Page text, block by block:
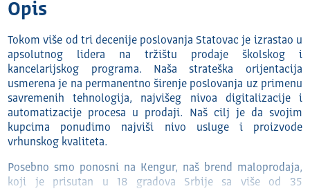
Opis
Tokom više od tri decenije poslovanja Statovac je izrastao u
apsolutnog lidera na tržištu prodaje školskog i
kancelarijskog programa. Naša strateška orijentacija
usmerena je na permanentno širenje poslovanja uz primenu
savremenih tehnologija, najvišeg nivoa digitalizacije i
automatizacije procesa u prodaji. Naš cilj je da svojim
kupcima ponudimo najviši nivo usluge i proizvode
vrhunskog kvaliteta.
Posebno smo ponosni na Kengur, naš brend maloprodaja,
koji je prisutan u 18 gradova Srbije sa više od 35